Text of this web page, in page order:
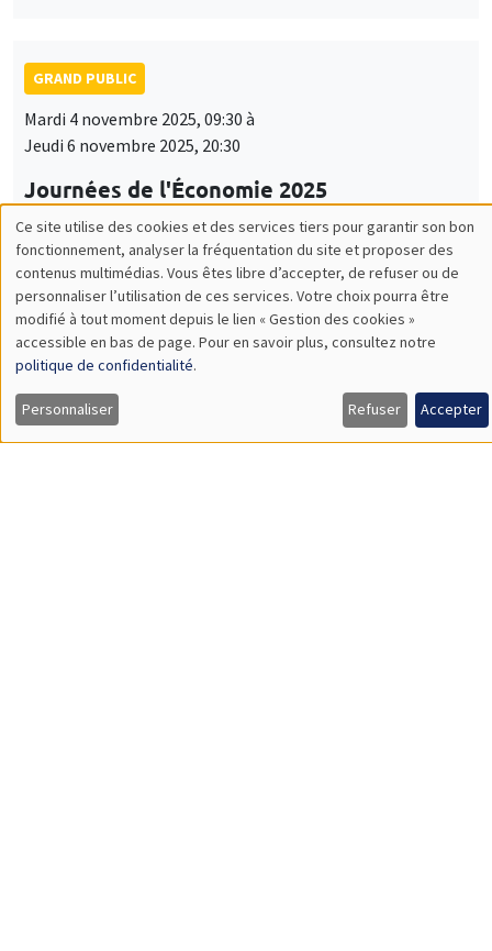
GRAND PUBLIC
Mardi 4 novembre 2025, 09:30 à
Jeudi 6 novembre 2025, 20:30
Journées de l'Économie 2025
UNIQUEMENT EN FRANÇAIS
GRAND PUBLIC
Lundi 17 novembre 2025
19:00 à 21:00
Utilisation
des
données
personnelles
et
des
Ce site utilise des cookies et des services tiers pour garantir son bon
fonctionnement, analyser la fréquentation du site et proposer des
contenus multimédias. Vous êtes libre d’accepter, de refuser ou de
personnaliser l’utilisation de ces services. Votre choix pourra être
modifié à tout moment depuis le lien « Gestion des cookies »
accessible en bas de page. Pour en savoir plus, consultez notre
politique de confidentialité.
Personnaliser Refuser Accepter